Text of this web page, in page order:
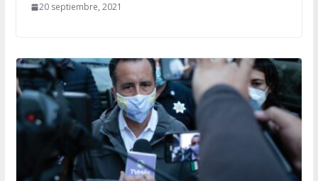
20 septiembre, 2021